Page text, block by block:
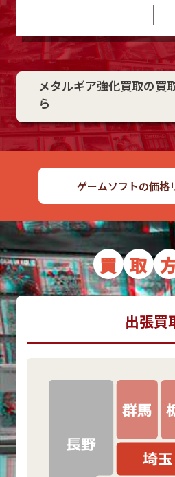
メタルギア強化買取の買
ら
ゲームソフトの価格
買 取
出張買